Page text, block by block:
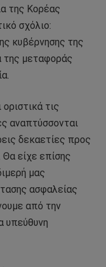
της Κορέας
σχόλιο:
κυβέρνησης της
της μεταφοράς
τις
αναπτύσσονται
δεκαετίες προς
είχε επίσης
μας
ασφαλείας
από την
υπεύθυνη